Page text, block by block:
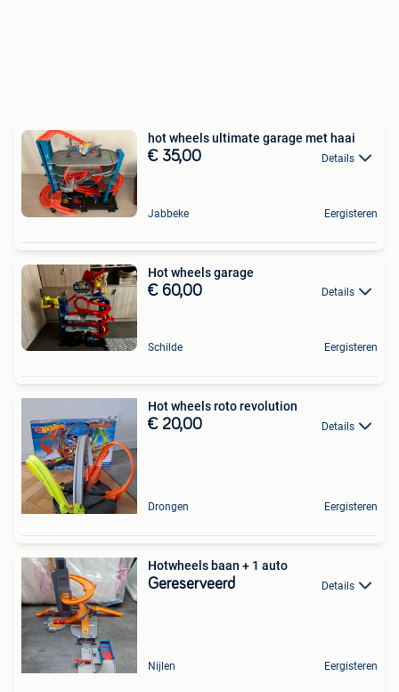
hot wheels ultimate garage met haai
€ 35,00 Details
Jabbeke Eergisteren
Hot wheels garage
€ 60,00 Details
Schilde Eergisteren
Hot wheels roto revolution
€ 20,00 Details
Drongen Eergisteren
Hotwheels baan + 1 auto
Gereserveerd Details
Nijlen Eergisteren